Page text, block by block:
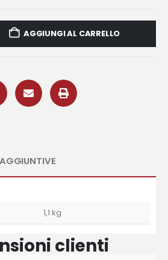
AGGIUNGI AL CARRELLO
1,1 kg
clienti